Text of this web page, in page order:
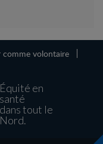
comme volontaire
Équité en
santé
dans tout le
Nord.